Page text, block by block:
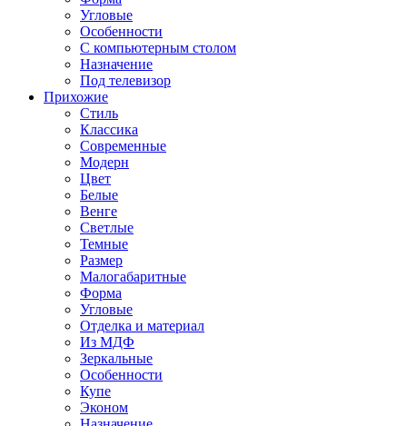
Угловые
Особенности
С компьютерным столом
Назначение
Под телевизор
Прихожие
Стиль
Классика
Современные
Модерн
Цвет
Белые
Венге
Светлые
Темные
Размер
Малогабаритные
Форма
Угловые
Отделка и материал
Из МДФ
Зеркальные
Особенности
Купе
Эконом